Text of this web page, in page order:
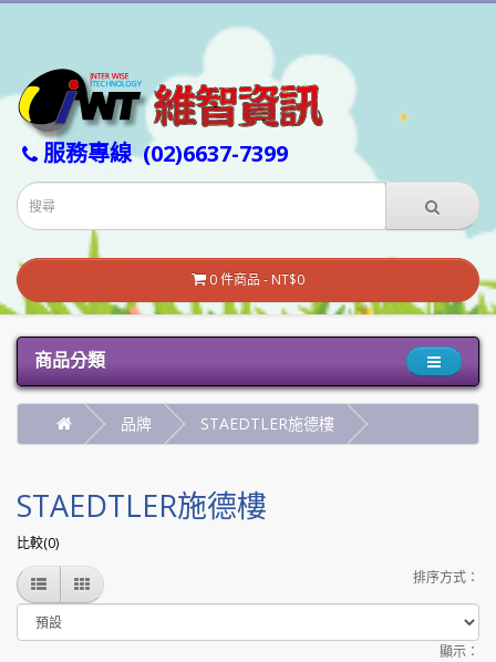
服務專線(02)6637-7399
0 件商品 - NT$0
商品分類
品牌 STAEDTLER施德樓
STAEDTLER施德樓
比較(0)
排序方式：
顯示：